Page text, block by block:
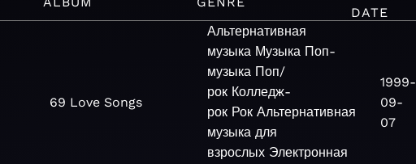
DATE
69 Love Songs
Альтернативная
музыка Музыка Поп-
музыка Поп/
рок Колледж-
рок Рок Альтернативная
музыка для
взрослых Электронная
1999-
09-
07